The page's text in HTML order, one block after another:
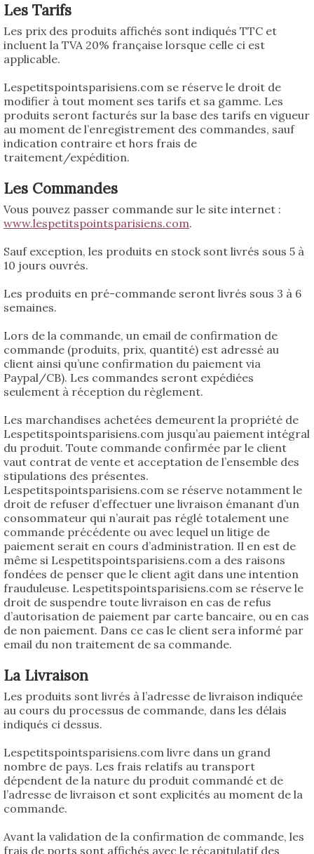
Les Tarifs
Les prix des produits affichés sont indiqués TTC et
incluent la TVA 20% française lorsque celle ci est
applicable.
Lespetitspointsparisiens.com se réserve le droit de
modifier à tout moment ses tarifs et sa gamme. Les
produits seront facturés sur la base des tarifs en vigueur
au moment de l’enregistrement des commandes, sauf
indication contraire et hors frais de
traitement/expédition.
Les Commandes
Vous pouvez passer commande sur le site internet :
www.lespetitspointsparisiens.com.
Sauf exception, les produits en stock sont livrés sous 5 à
10 jours ouvrés.
Les produits en pré-commande seront livrés sous 3 à 6
semaines.
Lors de la commande, un email de confirmation de
commande (produits, prix, quantité) est adressé au
client ainsi qu’une confirmation du paiement via
Paypal/CB). Les commandes seront expédiées
seulement à réception du règlement.
Les marchandises achetées demeurent la propriété de
Lespetitspointsparisiens.com jusqu’au paiement intégral
du produit. Toute commande confirmée par le client
vaut contrat de vente et acceptation de l’ensemble des
stipulations des présentes.
Lespetitspointsparisiens.com se réserve notamment le
droit de refuser d’effectuer une livraison émanant d’un
consommateur qui n’aurait pas réglé totalement une
commande précédente ou avec lequel un litige de
paiement serait en cours d’administration. Il en est de
même si Lespetitspointsparisiens.com a des raisons
fondées de penser que le client agit dans une intention
frauduleuse. Lespetitspointsparisiens.com se réserve le
droit de suspendre toute livraison en cas de refus
d’autorisation de paiement par carte bancaire, ou en cas
de non paiement. Dans ce cas le client sera informé par
email du non traitement de sa commande.
La Livraison
Les produits sont livrés à l’adresse de livraison indiquée
au cours du processus de commande, dans les délais
indiqués ci dessus.
Lespetitspointsparisiens.com livre dans un grand
nombre de pays. Les frais relatifs au transport
dépendent de la nature du produit commandé et de
l’adresse de livraison et sont explicités au moment de la
commande.
Avant la validation de la confirmation de commande, les
frais de ports sont affichés avec le récapitulatif des